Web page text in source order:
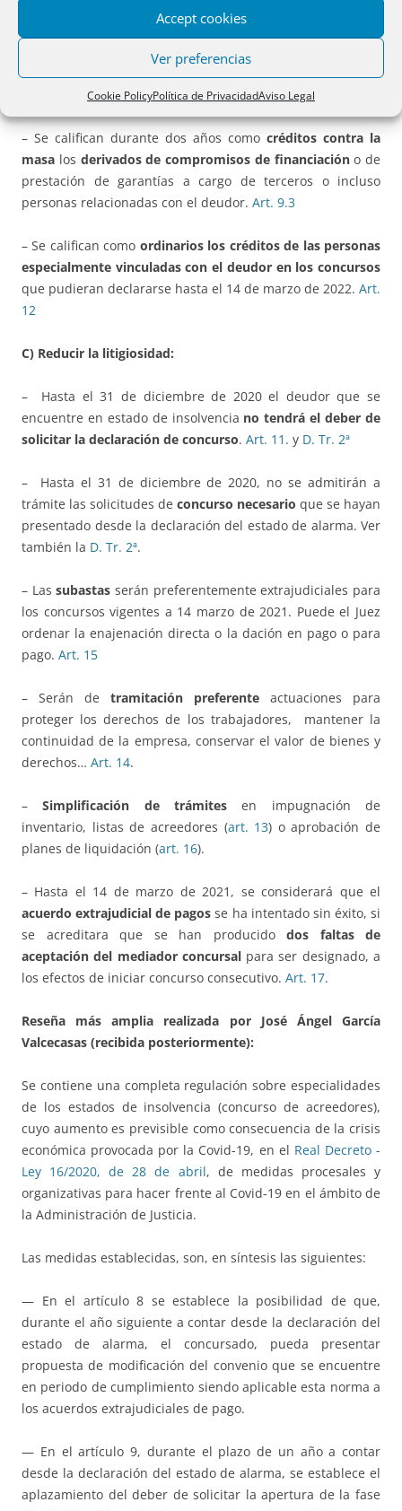
Accept cookies
Ver preferencias
Cookie PolicyPolítica de PrivacidadAviso Legal
– También se facilita, durante un año, respecto a los
acuerdos de refinanciación homologados
modificación, sino la firma de otros nuevos.
B) Incentivar la financiación de su liquidez:
– Se califican durante dos años como créditos contra la
masa los derivados de compromisos de financiacióno de
prestación de garantías a cargo de terceros o incluso
personas relacionadas con el deudor. Art. 9.3
– Se califican como ordinarios los créditos de las personas
especialmente vinculadas con el deudor en los concursos
que pudieran declararse hasta el 14 de marzo de 2022. Art.
12
C) Reducir la litigiosidad:
– Hasta el 31 de diciembre de 2020 el deudor que se
encuentre en estado de insolvencia no tendrá el deber de
solicitar la declaración de concurso. Art. 11. y D. Tr. 2ª
– Hasta el 31 de diciembre de 2020, no se admitirán a
trámite las solicitudes de concurso necesario que se hayan
presentado desde la declaración del estado de alarma. Ver
también la D. Tr. 2ª.
– Lassubastas serán preferentemente extrajudiciales para
los concursos vigentes a 14 marzo de 2021. Puede el Juez
ordenar la enajenación directa o la dación en pago o para
pago. Art. 15
– Serán de tramitación preferente actuaciones para
proteger los derechos de los trabajadores, mantener la
continuidad de la empresa, conservar el valor de bienes y
derechos… Art. 14.
–Simplificación de trámites en impugnación de
inventario, listas de acreedores (art. 13) o aprobación de
planes de liquidación (art. 16).
– Hasta el 14 de marzo de 2021, se considerará que el
acuerdo extrajudicial de pagos se ha intentado sin éxito, si
se acreditara que se han producido dos faltas de
aceptación del mediador concursalpara ser designado, a
los efectos de iniciar concurso consecutivo. Art. 17.
Reseña más amplia realizada por José Ángel García
Valcecasas (recibida posteriormente):
Se contiene una completa regulación sobre especialidades
de los estados de insolvencia (concurso de acreedores),
cuyo aumento es previsible como consecuencia de la crisis
económica provocada por la Covid-19, en el Real Decreto -
Ley 16/2020, de 28 de abril, de medidas procesales y
organizativas para hacer frente al Covid-19 en el ámbito de
la Administración de Justicia.
Las medidas establecidas, son, en síntesis las siguientes:
— En el artículo 8 se establece la posibilidad de que,
durante el año siguiente a contar desde la declaración del
estado de alarma, el concursado, pueda presentar
propuesta de modificación del convenio que se encuentre
en periodo de cumplimiento siendo aplicable esta norma a
los acuerdos extrajudiciales de pago.
— En el artículo 9, durante el plazo de un año a contar
desde la declaración del estado de alarma, se establece el
aplazamiento del deber de solicitar la apertura de la fase